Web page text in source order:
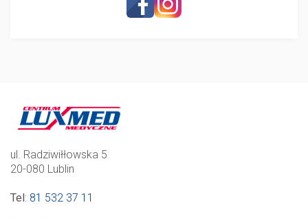
ul. Radziwiłłowska 5
20-080 Lublin
Tel : 81 532 37 11